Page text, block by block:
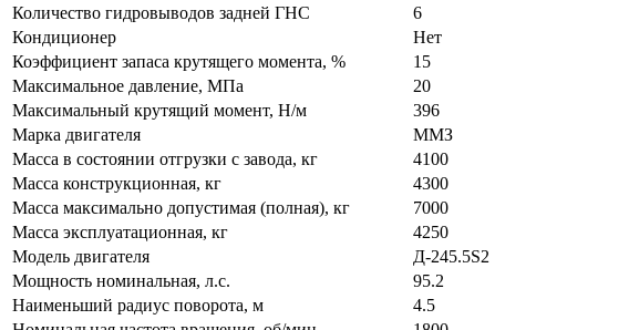
Количество гидровыводов задней ГНС
6
Кондиционер
Нет
Коэффициент запаса крутящего момента, %
15
Максимальное давление, МПа
20
Максимальный крутящий момент, Н/м
396
Марка двигателя
ММЗ
Масса в состоянии отгрузки с завода, кг
4100
Масса конструкционная, кг
4300
Масса максимально допустимая (полная), кг
7000
Масса эксплуатационная, кг
4250
Модель двигателя
Д-245.5S2
Мощность номинальная, л.с.
95.2
Наименьший радиус поворота, м
4.5